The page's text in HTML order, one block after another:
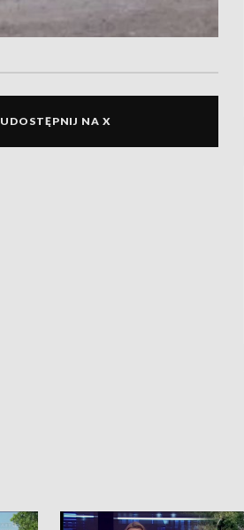
UDOSTĘPNIJ NA X